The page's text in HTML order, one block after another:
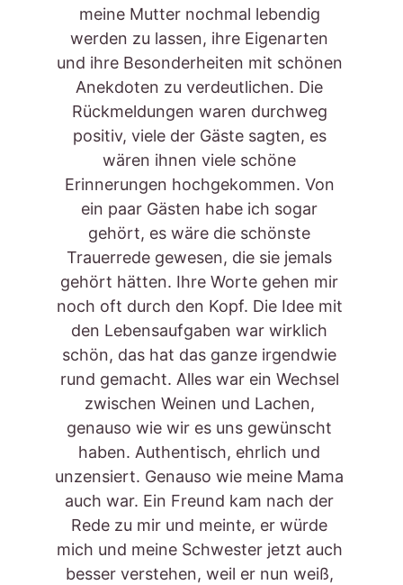
meine Mutter nochmal lebendig
werden zu lassen, ihre Eigenarten
und ihre Besonderheiten mit schönen
Anekdoten zu verdeutlichen. Die
Rückmeldungen waren durchweg
positiv, viele der Gäste sagten, es
wären ihnen viele schöne
Erinnerungen hochgekommen. Von
ein paar Gästen habe ich sogar
gehört, es wäre die schönste
Trauerrede gewesen, die sie jemals
gehört hätten. Ihre Worte gehen mir
noch oft durch den Kopf. Die Idee mit
den Lebensaufgaben war wirklich
schön, das hat das ganze irgendwie
rund gemacht. Alles war ein Wechsel
zwischen Weinen und Lachen,
genauso wie wir es uns gewünscht
haben. Authentisch, ehrlich und
unzensiert. Genauso wie meine Mama
auch war. Ein Freund kam nach der
Rede zu mir und meinte, er würde
mich und meine Schwester jetzt auch
besser verstehen, weil er nun weiß,